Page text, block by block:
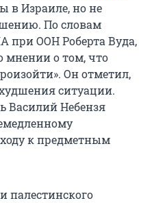
в Израиле, но не
По словам
при ООН Роберта Вуда,
мнении о том, что
Он отметил,
ситуации.
Василий Небензя
к предметным
палестинского